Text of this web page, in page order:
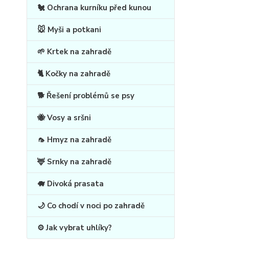
🐔 Ochrana kurníku před kunou
🐭 Myši a potkani
🌱 Krtek na zahradě
🐈 Kočky na zahradě
🐕 Řešení problémů se psy
🐝 Vosy a sršni
🦟 Hmyz na zahradě
🦌 Srnky na zahradě
🐗 Divoká prasata
🌙 Co chodí v noci po zahradě
⚙️ Jak vybrat uhlíky?